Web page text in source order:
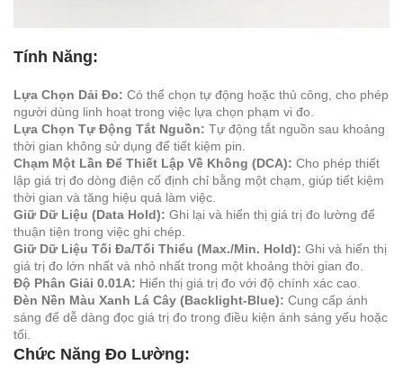
Tính Năng:
Lựa Chọn Dải Đo: Có thể chọn tự động hoặc thủ công, cho phép
người dùng linh hoạt trong việc lựa chọn phạm vi đo.
Lựa Chọn Tự Động Tắt Nguồn: Tự động tắt nguồn sau khoảng
thời gian không sử dụng để tiết kiệm pin.
Chạm Một Lần Để Thiết Lập Về Không (DCA): Cho phép thiết
lập giá trị đo dòng điện cố định chỉ bằng một chạm, giúp tiết kiệm
thời gian và tăng hiệu quả làm việc.
Giữ Dữ Liệu (Data Hold): Ghi lại và hiển thị giá trị đo lường để
thuận tiện trong việc ghi chép.
Giữ Dữ Liệu Tối Đa/Tối Thiểu (Max./Min. Hold): Ghi và hiển thị
giá trị đo lớn nhất và nhỏ nhất trong một khoảng thời gian đo.
Độ Phân Giải 0.01A: Hiển thị giá trị đo với độ chính xác cao.
Đèn Nền Màu Xanh Lá Cây (Backlight-Blue): Cung cấp ánh
sáng để dễ dàng đọc giá trị đo trong điều kiện ánh sáng yếu hoặc
tối.
Chức Năng Đo Lường: